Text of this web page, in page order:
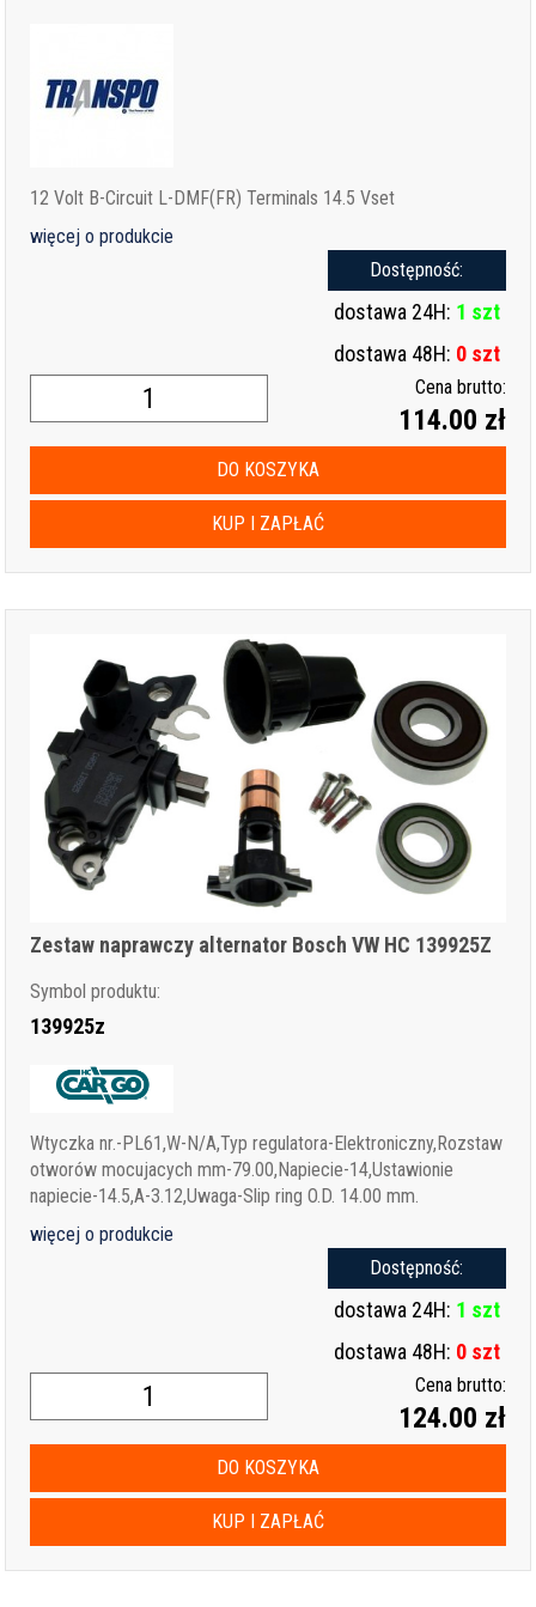
12 Volt B-Circuit L-DMF(FR) Terminals 14.5 Vset
więcej o produkcie
Dostępność:
dostawa 24H: 1 szt
dostawa 48H: 0 szt
Cena brutto:
114.00 zł
DO KOSZYKA
KUP I ZAPŁAĆ
Zestaw naprawczy alternator Bosch VW HC 139925Z
Symbol produktu:
139925z
Wtyczka nr.-PL61,W-N/A,Typ regulatora-Elektroniczny,Rozstaw
otworów mocujacych mm-79.00,Napiecie-14,Ustawionie
napiecie-14.5,A-3.12,Uwaga-Slip ring O.D. 14.00 mm.
więcej o produkcie
Dostępność:
dostawa 24H: 1 szt
dostawa 48H: 0 szt
Cena brutto:
124.00 zł
DO KOSZYKA
KUP I ZAPŁAĆ